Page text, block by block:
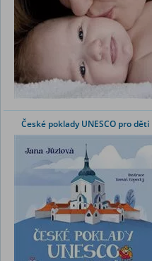
České poklady UNESCO pro děti